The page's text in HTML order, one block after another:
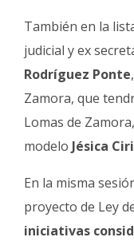
También en la
judicial y ex
Rodríguez Ponte
Zamora, que
Lomas de Zamora,
modelo Jésica
En la misma
proyecto de Ley
iniciativas